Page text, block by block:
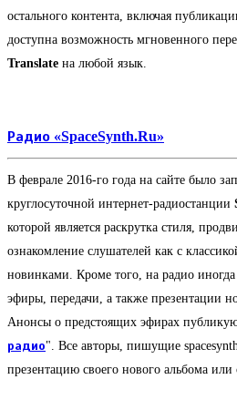
остального контента, включая
доступна возможность мгновенного
Translate на любой язык.
Радио «SpaceSynth.Ru»
В феврале 2016-го года на сайте было
круглосуточной интернет-радиостанции
которой является раскрутка стиля,
ознакомление слушателей как с
новинками. Кроме того, на радио иногда
эфиры, передачи, а также презентации
Анонсы о предстоящих эфирах
радио". Все авторы, пишущие
презентацию своего нового альбома или